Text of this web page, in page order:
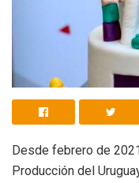
Desde febrero de
Producción del